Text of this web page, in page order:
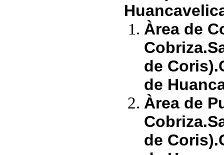
Àrea de
de
de
Àrea de
de